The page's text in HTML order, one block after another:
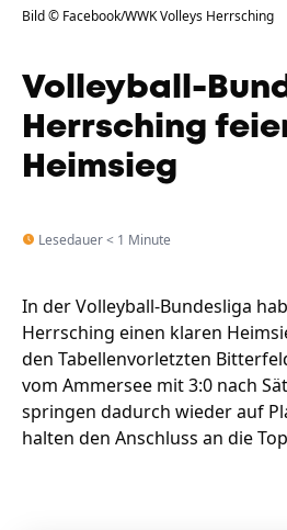
Bild © Facebook/WWK Volleys Herrsching
Volleyball-
Herrsching
Heimsieg
Lesedauer < 1 Minute
In der Volleyball-Bundesliga
Herrsching einen klaren
den Tabellenvorletzten
vom Ammersee mit 3:0 nach
springen dadurch wieder auf
halten den Anschluss an die